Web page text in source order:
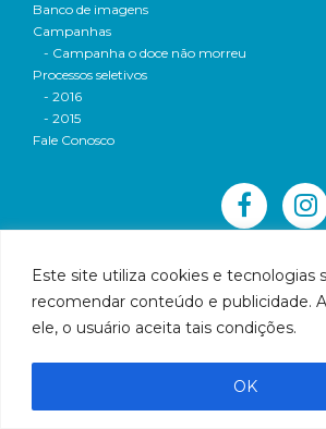
Este site utiliza cookies e tecnologias
recomendar conteúdo e publicidade.
ele, o usuário aceita tais condições.
OK
Banco de imagens
Campanhas
- Campanha o doce não morreu
Processos seletivos
- 2016
- 2015
Fale Conosco
© 2016 CBH-Doce - Todos